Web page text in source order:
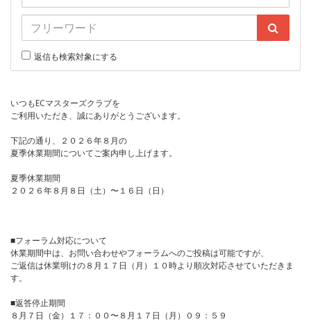
返信も検索対象にする
いつもECマスターズクラブを
ご利用いただき、誠にありがとうございます。
下記の通り、２０２６年８月の
夏季休業期間についてご案内申し上げます。
夏季休業期間
２０２６年８月８日（土）〜１６日（日）
■フォーラム対応について
休業期間中は、お問い合わせやフォーラムへのご投稿は可能ですが、
ご返信は休業明けの８月１７日（月）１０時より順次対応させていただきま
す。
■返答停止期間
８月７日（金）１７：００〜８月１７日（月）０９：５９